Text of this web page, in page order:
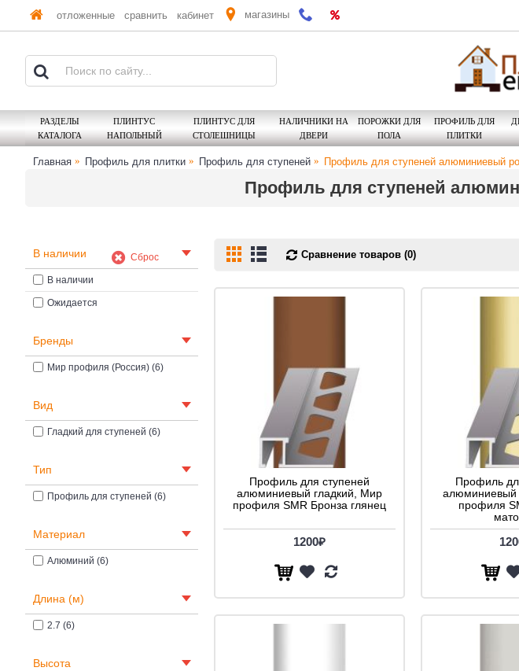
отложенные сравнить кабинет магазины
РАЗДЕЛЫ
КАТАЛОГА
ПЛИНТУС
НАПОЛЬНЫЙ
ПЛИНТУС ДЛЯ
СТОЛЕШНИЦЫ
НАЛИЧНИКИ НА
ДВЕРИ
ПОРОЖКИ ДЛЯ
ПОЛА
ПРОФИЛЬ ДЛЯ
ПЛИТКИ
Главная Профиль для плитки Профиль для ступеней Профиль для ступеней алюминиевый
Профиль для ступеней
Сброс
В наличии
В наличии
Ожидается
Бренды
Мир профиля (Россия) (6)
Вид
Гладкий для ступеней (6)
Тип
Профиль для ступеней (6)
Материал
Алюминий (6)
Длина (м)
2.7 (6)
Высота
Сравнение товаров (0)
Профиль для ступеней
алюминиевый гладкий, Мир
профиля SMR Бронза глянец
1200₽
Профиль
алюминиевый
профиля